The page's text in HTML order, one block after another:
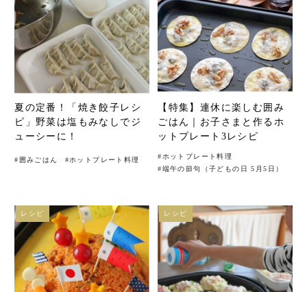
夏の定番！「焼き餃子レシ
ピ」野菜は塩もみなしでジ
ューシーに！
# 囲みごはん #ホットプレート料理
【特集】連休に楽しむ囲み
ごはん｜お子さまと作るホ
ットプレート3レシピ
# ホットプレート料理
#端午の節句（子どもの日 5月5日）
レシピ レシピ